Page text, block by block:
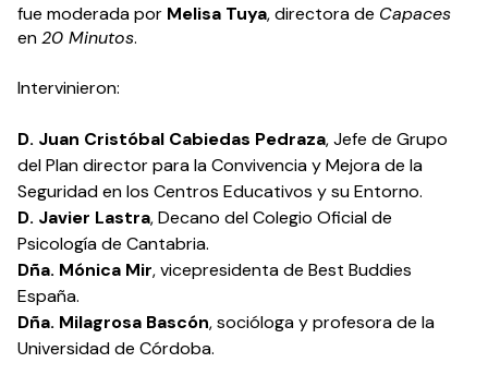
fue moderada por Melisa Tuya, directora de Capaces
en20 Minutos.
Intervinieron:
D. Juan Cristóbal Cabiedas Pedraza, Jefe de Grupo
del Plan director para la Convivencia y Mejora de la
Seguridad en los Centros Educativos y su Entorno.
D. Javier Lastra, Decano del Colegio Oficial de
Psicología de Cantabria.
Dña. Mónica Mir, vicepresidenta de Best Buddies
España.
Dña. Milagrosa Bascón, socióloga y profesora de la
Universidad de Córdoba.